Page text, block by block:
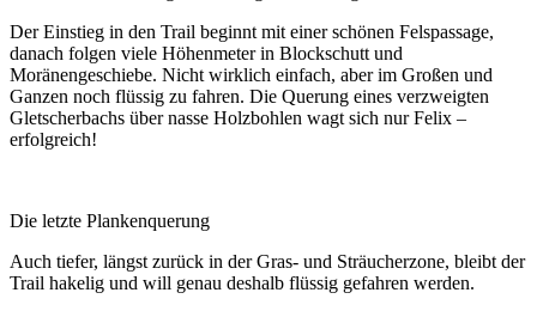
Der Einstieg in den Trail beginnt mit einer schönen Felspassage,
danach folgen viele Höhenmeter in Blockschutt und
Moränengeschiebe. Nicht wirklich einfach, aber im Großen und
Ganzen noch flüssig zu fahren. Die Querung eines verzweigten
Gletscherbachs über nasse Holzbohlen wagt sich nur Felix –
erfolgreich!
Die letzte Plankenquerung
Auch tiefer, längst zurück in der Gras- und Sträucherzone, bleibt der
Trail hakelig und will genau deshalb flüssig gefahren werden.